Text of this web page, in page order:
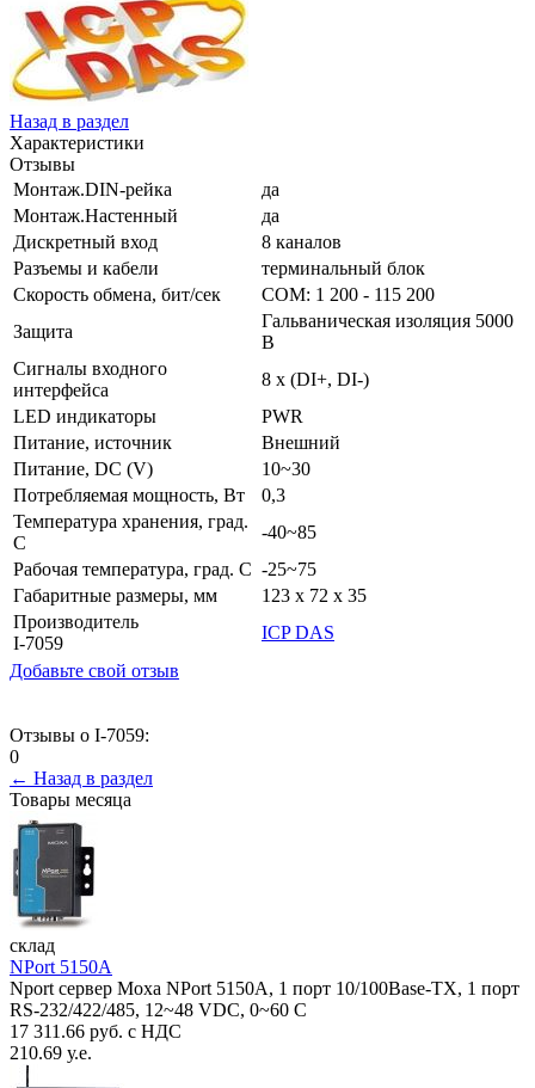
Назад в раздел
Характеристики
Отзывы
Монтаж.DIN-рейка
да
Монтаж.Настенный
да
Дискретный вход
8 каналов
Разъемы и кабели
терминальный блок
Скорость обмена, бит/сек
COM: 1 200 - 115 200
Защита
Гальваническая изоляция 5000
В
Сигналы входного
интерфейса
8 x (DI+, DI-)
LED индикаторы
PWR
Питание, источник
Внешний
Питание, DC (V)
10~30
Потребляемая мощность, Вт
0,3
Температура хранения, град.
C
-40~85
Рабочая температура, град. C -25~75
Габаритные размеры, мм
123 x 72 x 35
Производитель
I-7059
ICP DAS
Добавьте свой отзыв
Отзывы о I-7059:
0
← Назад в раздел
Товары месяца
склад
NPort 5150A
Nport сервер Moxa NPort 5150A, 1 порт 10/100Base-TX, 1 порт
RS-232/422/485, 12~48 VDC, 0~60 С
17 311.66 руб. с НДС
210.69 у.е.